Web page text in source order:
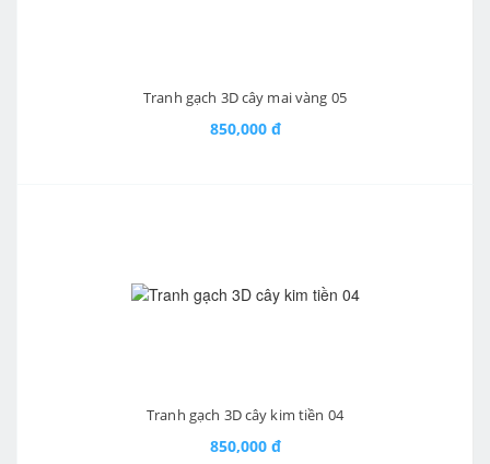
Tranh gạch 3D cây mai vàng 05
850,000 đ
Tranh gạch 3D cây kim tiền 04
850,000 đ